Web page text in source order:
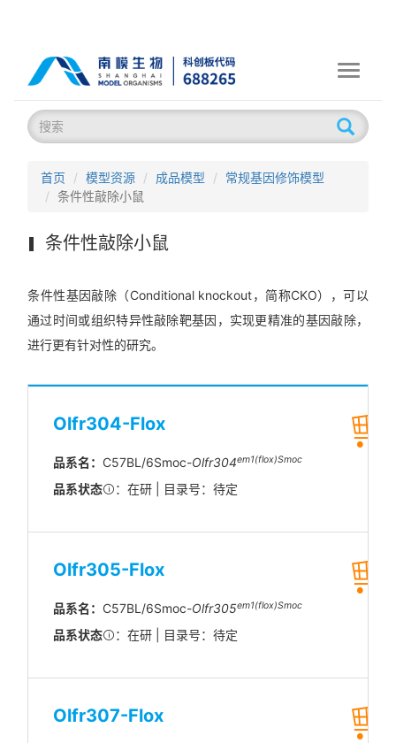
Toggle
首页 模型资源 成品模型
常规基因修饰模型
条件性敲除小鼠
条件性敲除小鼠
条件性基因敲除（Conditional knockout，简称CKO），可以
通过时间或组织特异性敲除靶基因，实现更精准的基因敲除，
进行更有针对性的研究。
Olfr304-Flox
品系名： C57BL/6Smoc-Olfr304em1(flox)Smoc
品系状态 ：在研 | 目录号：待定
Olfr305-Flox
品系名： C57BL/6Smoc-Olfr305em1(flox)Smoc
品系状态 ：在研 | 目录号：待定
Olfr307-Flox